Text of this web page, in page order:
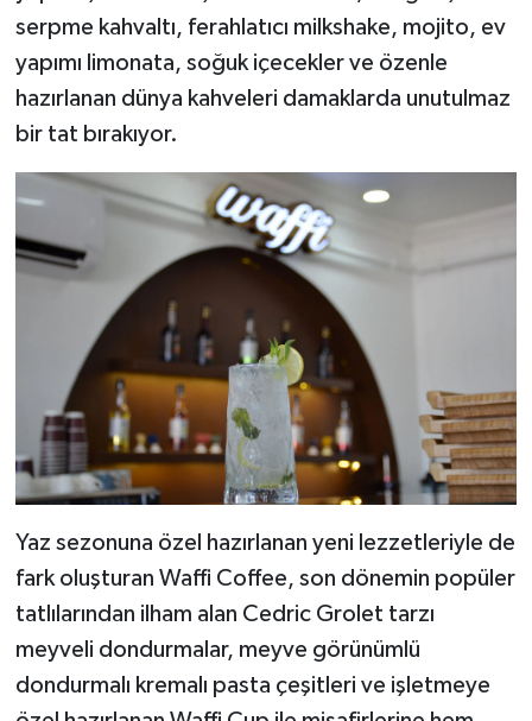
serpme kahvaltı, ferahlatıcı milkshake, mojito, ev
yapımı limonata, soğuk içecekler ve özenle
hazırlanan dünya kahveleri damaklarda unutulmaz
bir tat bırakıyor.
Yaz sezonuna özel hazırlanan yeni lezzetleriyle de
fark oluşturan Waffi Coffee, son dönemin popüler
tatlılarından ilham alan Cedric Grolet tarzı
meyveli dondurmalar, meyve görünümlü
dondurmalı kremalı pasta çeşitleri ve işletmeye